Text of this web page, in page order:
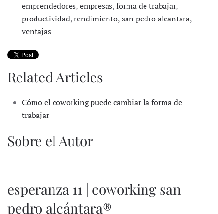
emprendedores,empresas,forma de trabajar,
productividad,rendimiento,san pedro alcantara,
ventajas
Related Articles
Cómo el coworking puede cambiar la forma de
trabajar
Sobre el Autor
esperanza 11 | coworking san
pedro alcántara®